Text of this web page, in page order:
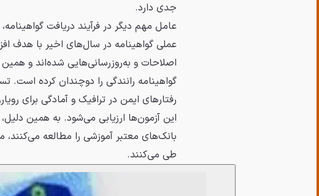
جدی دارد.
عامل مهم دیگر در فرآیند دریافت
عملی گواهینامه در سال‌های اخیر با
اصلاحات و به‌روزرسانی‌هایی شده‌اند و همین
گواهینامه رانندگی را دوچندان کرده است.
رفتارهای ایمن در ترافیک و آمادگی برای
این آزمون‌ها ارزیابی می‌شود. به همین
بانک‌های معتبر آموزشی را مطالعه می‌کنند،
طی می‌کنند.